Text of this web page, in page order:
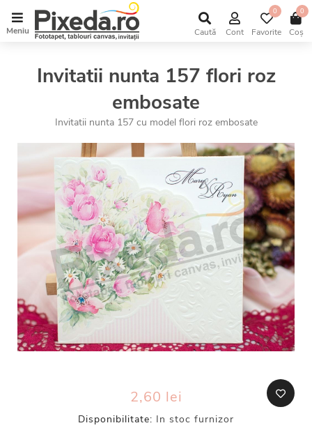
Meniu Caută Cont Favorite
0
Coș
0
Invitatii nunta 157 flori roz
embosate
Invitatii nunta 157 cu model flori roz embosate
2,60 lei
Disponibilitate: In stoc furnizor